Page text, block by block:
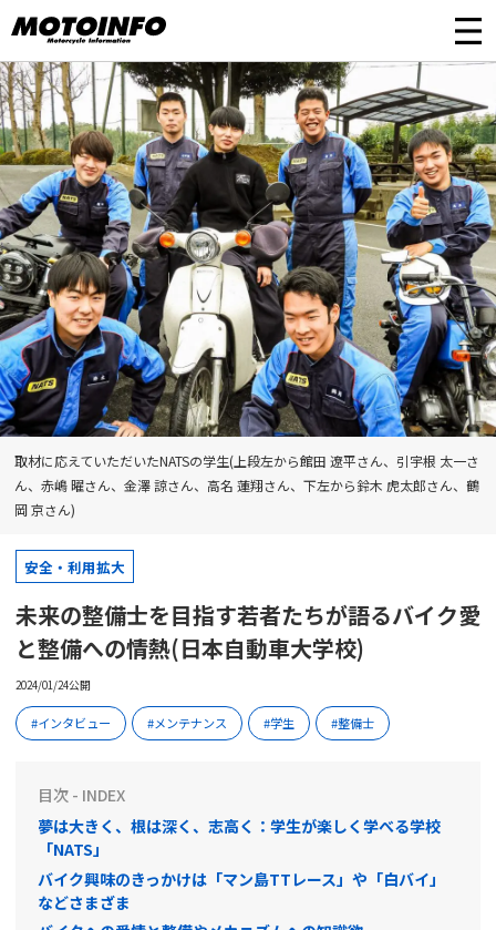
取材に応えていただいたNATSの学生(上段左から館田 遼平さん、引宇根 太一さ
ん、赤嶋 曜さん、金澤 諒さん、高名 蓮翔さん、下左から鈴木 虎太郎さん、鶴
岡 京さん)
安全・利用拡大
未来の整備士を目指す若者たちが語るバイク愛
と整備への情熱(日本自動車大学校)
2024/01/24公開
インタビュー メンテナンス 学生 整備士
目次 - INDEX
夢は大きく、根は深く、志高く：学生が楽しく学べる学校
「NATS」
バイク興味のきっかけは「マン島TTレース」や「白バイ」
などさまざま